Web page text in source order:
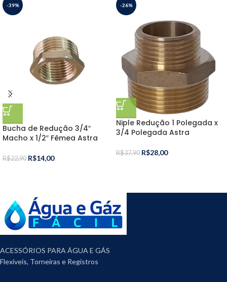
-39%
Bucha de Redução 3/4″
Macho x 1/2″ Fêmea Astra
R$22,90 R$14,00
-26%
Niple Redução 1 Polegada x
3/4 Polegada Astra
R$37,90 R$28,00
ACESSÓRIOS PARA ÁGUA E GÁS
Flexíveis, Torneiras e Registros